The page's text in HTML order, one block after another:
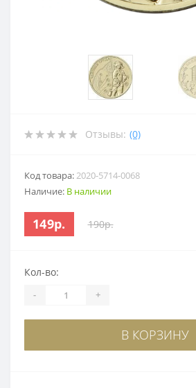
Отзывы: (0)
Код товара:2020-5714-0068
Наличие: В наличии
149р. 190р.
Кол-во:
- +
В КОРЗИНУ